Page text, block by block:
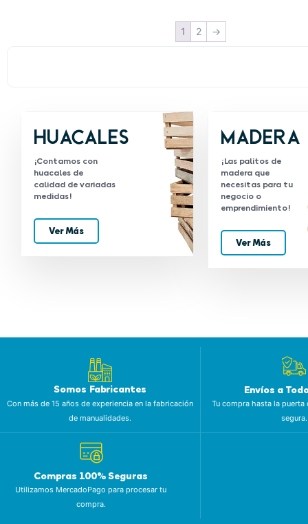
1 2 →
Huacales
¡Contamos con
huacales de
calidad de variadas
medidas!
Ver Más
Madera
¡Las palitos de
madera que
necesitas para tu
negocio o
emprendimiento!
Ver Más
Somos Fabricantes
Con más de 15 años de experiencia en la fabricación
de manualidades.
Envíos a
Tu compra hasta la puerta
segura.
Compras 100% Seguras
Utilizamos MercadoPago para procesar tu
compra.